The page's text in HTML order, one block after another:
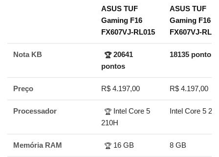
ASUS TUF
Gaming F16
FX607VJ-RL015
ASUS TUF
Gaming F16
FX607VJ-
Nota KB 🏆20641
pontos
18135 pontos
Preço R$ 4.197,00 R$ 4.197,00
Processador 🏆 Intel Core 5
210H
Intel Core 5
Memória RAM 🏆 16 GB 8 GB